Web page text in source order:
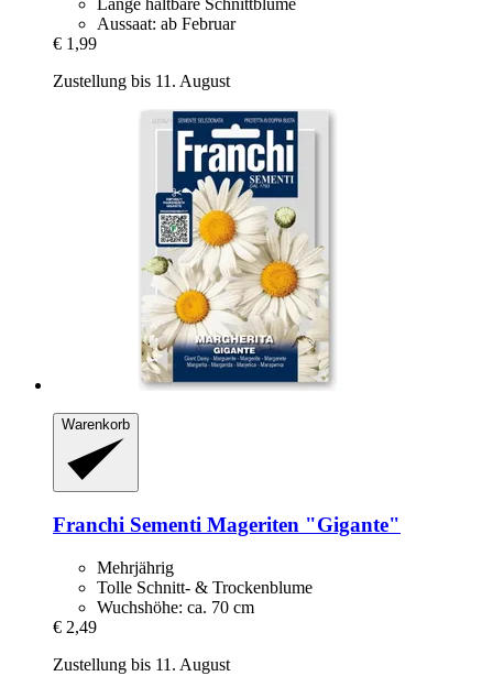
Lange haltbare Schnittblume
Aussaat: ab Februar
€ 1,99
Zustellung bis 11. August
Warenkorb
Franchi Sementi Mageriten "Gigante"
Mehrjährig
Tolle Schnitt- & Trockenblume
Wuchshöhe: ca. 70 cm
€ 2,49
Zustellung bis 11. August